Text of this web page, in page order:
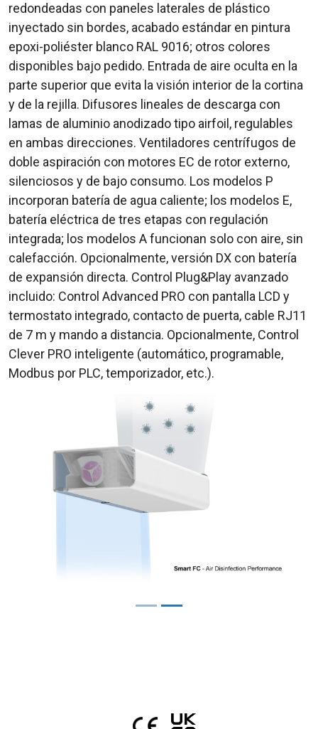
redondeadas con paneles laterales de plástico
inyectado sin bordes, acabado estándar en pintura
epoxi-poliéster blanco RAL 9016; otros colores
disponibles bajo pedido. Entrada de aire oculta en la
parte superior que evita la visión interior de la cortina
y de la rejilla. Difusores lineales de descarga con
lamas de aluminio anodizado tipo airfoil, regulables
en ambas direcciones. Ventiladores centrífugos de
doble aspiración con motores EC de rotor externo,
silenciosos y de bajo consumo. Los modelos P
incorporan batería de agua caliente; los modelos E,
batería eléctrica de tres etapas con regulación
integrada; los modelos A funcionan solo con aire, sin
calefacción. Opcionalmente, versión DX con batería
de expansión directa. Control Plug&Play avanzado
incluido: Control Advanced PRO con pantalla LCD y
termostato integrado, contacto de puerta, cable RJ11
de 7 m y mando a distancia. Opcionalmente, Control
Clever PRO inteligente (automático, programable,
Modbus por PLC, temporizador, etc.).